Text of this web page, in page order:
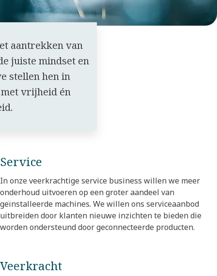
aantrekken van
juiste mindset en
stellen hen in
vrijheid én
Service
In onze veerkrachtige service business willen we meer
onderhoud uitvoeren op een groter aandeel van
geïnstalleerde machines. We willen ons serviceaanbod
uitbreiden door klanten nieuwe inzichten te bieden die
worden ondersteund door geconnecteerde producten.
Veerkracht